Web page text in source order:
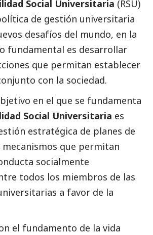
Social Universitaria (RSU)
de gestión universitaria
desafíos del mundo, en la
fundamental es desarrollar
que permitan establecer
con la sociedad.
en el que se fundamenta
Social Universitaria es
estratégica de planes de
que permitan
socialmente
todos los miembros de las
a favor de la
el fundamento de la vida